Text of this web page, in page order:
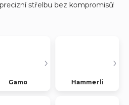
střelbu bez kompromisů!
Gamo Hammerli